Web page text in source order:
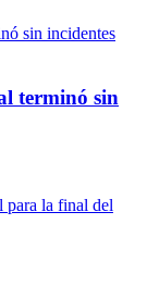
terminó sin